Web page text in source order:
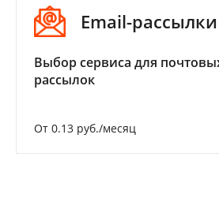
Email-рассылки
Выбор сервиса для
рассылок
От 0.13 руб./месяц